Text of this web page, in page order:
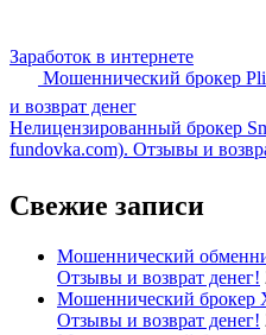
Заработок в интернете
Мошеннический брокер
и возврат денег
Нелицензированный брокер
fundovka.com). Отзывы и
Свежие записи
Мошеннический
Отзывы и возврат денег!
Мошеннический брокер
Отзывы и возврат денег!